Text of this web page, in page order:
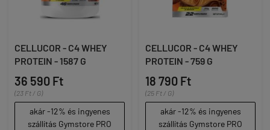
CELLUCOR - C4 WHEY
PROTEIN - 1587 G
36 590 Ft
(23 Ft / G)
akár -12% és ingyenes
szállítás Gymstore PRO
CELLUCOR - C4 WHEY
PROTEIN - 759 G
18 790 Ft
(25 Ft / G)
akár -12% és ingyenes
szállítás Gymstore PRO